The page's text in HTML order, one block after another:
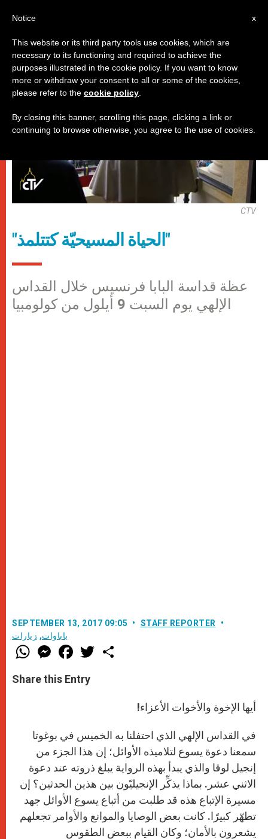
باباوات,زيارات
CTV
"الحياة المسيحيّة كتتلمذ"
عظة قداسة البابا فرنسيس خلال القداس
الإلهي يوم السبت 9 أيلول من كولومبيا
SEPTEMBER 13, 2017 09:05
STAFF REPORTER
باباوات, زيارات
W
h
t
s
M
e
s
e
F
a
e
b
w
Share this Entry
أيها الإخوة والأخوات الأعزاء!
في القداس الإلهي الذي احتفلنا به الخميس في بوغوتا
سمعنا دعوة يسوع لتلاميذه الأوائل؛ إن هذا الجزء من
إنجيل لوقا والذي يبدأ بهذه الرواية يبلغ ذروته عند دعوة
الاثني عشر. بماذا يذكِّر الإنجيليّون بين هذين الحدثين؟ إن
مسيرة الإتباع هذه قد طلبت من أتباع يسوع الأوائل جهد
تطهّر كبيرًا. كانت بعض الوصايا والموانع والأوامر تجعلهم
يشعرون بالأمان؛ وكان القيام ببعض الطقوس
x
Notice
This website or its third party tools use cookies, which are
necessary to its functioning and required to achieve the
purposes illustrated in the cookie policy. If you want to know
more or withdraw your consent to all or some of the cookies,
please refer to the cookie policy
By closing this banner, scrolling this page, clicking a link or
continuing to browse otherwise, you agree to the use of cookies.